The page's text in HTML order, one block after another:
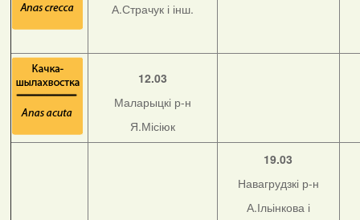
А.Страчук і інш.
12.03
Маларыцкі р-н
Я.Місіюк
19.03
Навагрудзкі р-н
А.Ільінкова і